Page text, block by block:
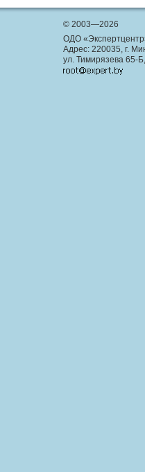
© 2003—2026
ОДО
Адрес: 220035, г.
ул. Тимирязева 65-